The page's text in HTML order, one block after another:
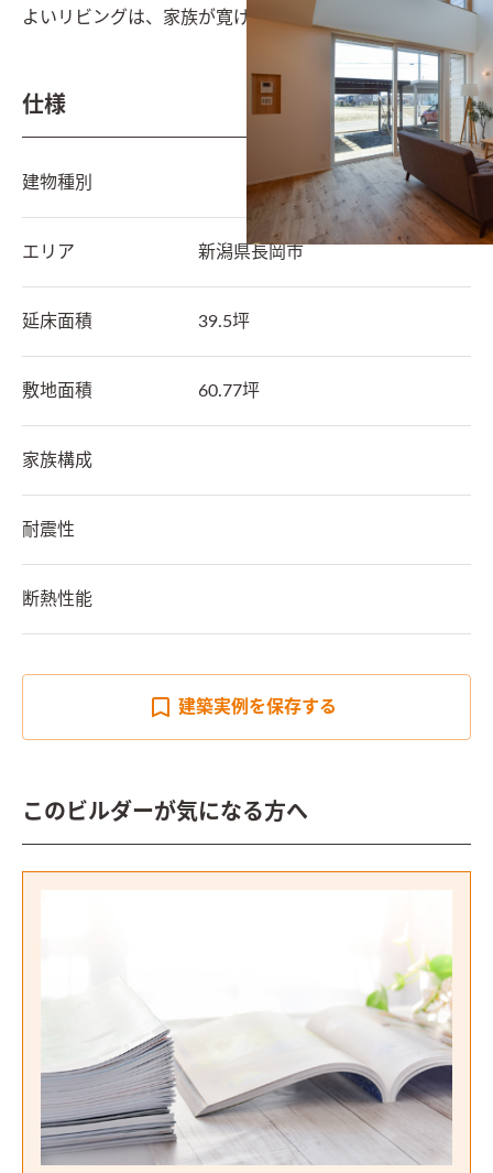
よいリビングは、家族が寛げる空間にした
仕様
建物種別
エリア 新潟県長岡市
延床面積 39.5坪
敷地面積 60.77坪
家族構成
耐震性
断熱性能
建築実例を保存する
このビルダーが気になる方へ